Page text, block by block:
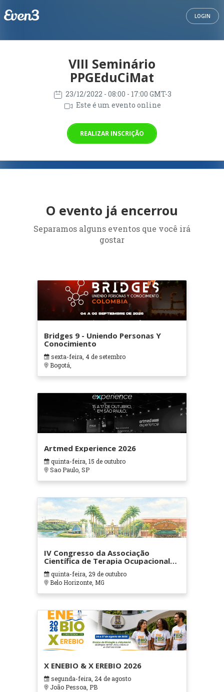
LOGIN
VIII Seminário
PPGEduCiMat
23/12/2022 - 08:00 - 17:00 GMT-3
Este é um evento online
REALIZAR INSCRIÇÃO
O evento já encerrou
Separamos alguns eventos que você irá
gostar
Bridges 9 - Uniendo Personas Y
Conocimiento
sexta-feira, 4 de setembro
Bogotá,
Artmed Experience 2026
quinta-feira, 15 de outubro
Sao Paulo, SP
IV Congresso da Associação
Científica de Terapia Ocupacional
em Contextos Hospitalares e
Cuidados Paliativos - ATOHOSP
quinta-feira, 29 de outubro
Belo Horizonte, MG
X ENEBIO & X EREBIO 2026
segunda-feira, 24 de agosto
João Pessoa, PB